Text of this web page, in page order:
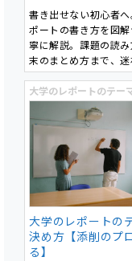
書き出せない初心者
ポートの書き方を図
寧に解説。課題の読
末のまとめ方まで、迷
る入門記事です。
大学のレポートの
決め方【添削のプ
る】